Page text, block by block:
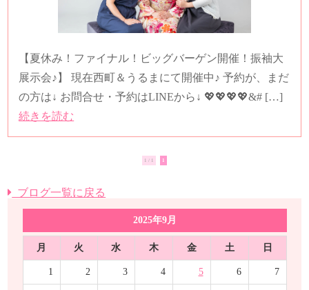
【夏休み！ファイナル！ビッグバーゲン開催！振袖大
展示会♪】 現在西町＆うるまにて開催中♪ 予約が、まだ
の方は↓ お問合せ・予約はLINEから↓ 💖💖💖💖&# […]
続きを読む
1 / 1 1
ブログ一覧に戻る
2025年9月
月 火 水 木 金 土 日
1 2 3 4 5 6 7